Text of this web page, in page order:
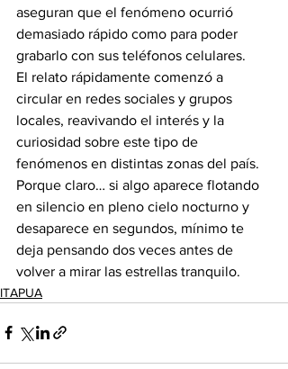
aseguran que el fenómeno ocurrió
demasiado rápido como para poder
grabarlo con sus teléfonos celulares.
El relato rápidamente comenzó a
circular en redes sociales y grupos
locales, reavivando el interés y la
curiosidad sobre este tipo de
fenómenos en distintas zonas del país.
Porque claro… si algo aparece flotando
en silencio en pleno cielo nocturno y
desaparece en segundos, mínimo te
deja pensando dos veces antes de
volver a mirar las estrellas tranquilo.
ITAPUA